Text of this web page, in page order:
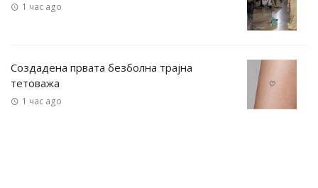
1 час ago
Создадена првата безболна трајна
тетоважа
1 час ago